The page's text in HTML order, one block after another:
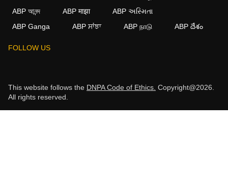
ABP আনন্দ
ABP माझा
ABP અસ્મિતા
ABP Ganga
ABP ਸਾਂਝਾ ABP நாடு ABP దేశం
FOLLOW US
This website follows the DNPA Code of Ethics. Copyright@2026.
All rights reserved.